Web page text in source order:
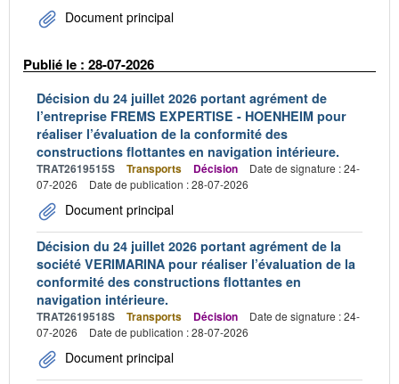
Document principal
Publié le : 28-07-2026
Décision du 24 juillet 2026 portant agrément de
l’entreprise FREMS EXPERTISE - HOENHEIM pour
réaliser l’évaluation de la conformité des
constructions flottantes en navigation intérieure.
TRAT2619515S Transports Décision
Date de signature : 24-
07-2026
Date de publication : 28-07-2026
Document principal
Décision du 24 juillet 2026 portant agrément de la
société VERIMARINA pour réaliser l’évaluation de la
conformité des constructions flottantes en
navigation intérieure.
TRAT2619518S Transports Décision
Date de signature : 24-
07-2026
Date de publication : 28-07-2026
Document principal